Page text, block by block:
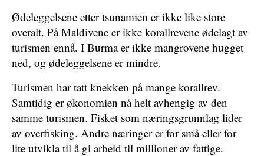
Ødeleggelsene etter tsunamien er ikke like store
overalt. På Maldivene er ikke korallrevene ødelagt av
turismen ennå. I Burma er ikke mangrovene hugget
ned, og ødeleggelsene er mindre.
Turismen har tatt knekken på mange korallrev.
Samtidig er økonomien nå helt avhengig av den
samme turismen. Fisket som næringsgrunnlag lider
av overfisking. Andre næringer er for små eller for
lite utvikla til å gi arbeid til millioner av fattige.